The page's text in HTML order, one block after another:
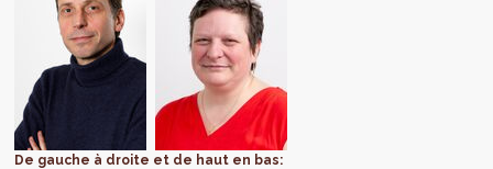
De gauche à droite et de haut en bas: